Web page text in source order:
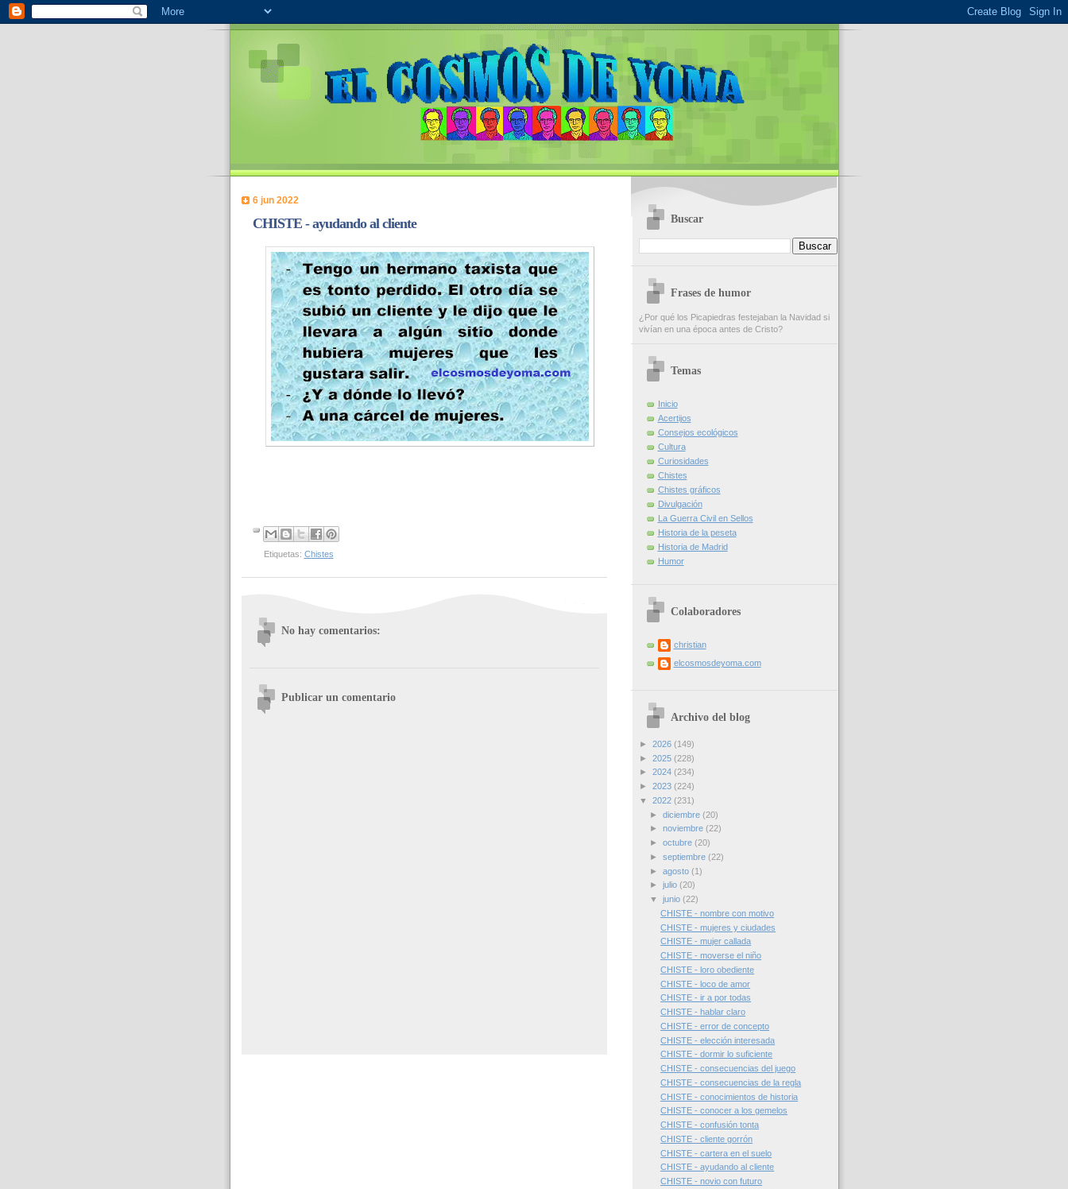
6 jun 2022
CHISTE - ayudando al cliente
Etiquetas: Chistes
No hay comentarios:
Publicar un comentario
Buscar
Frases de humor
¿Por qué los Picapiedras festejaban la Navidad si
vivían en una época antes de Cristo?
Temas
Inicio
Acertijos
Consejos ecológicos
Cultura
Curiosidades
Chistes
Chistes gráficos
Divulgación
La Guerra Civil en Sellos
Historia de la peseta
Historia de Madrid
Humor
Colaboradores
christian
elcosmosdeyoma.com
Archivo del blog
► 2026 (149)
► 2025 (228)
► 2024 (234)
► 2023 (224)
▼ 2022 (231)
► diciembre (20)
► noviembre (22)
► octubre (20)
► septiembre (22)
► agosto (1)
► julio (20)
▼ junio (22)
CHISTE - nombre con motivo
CHISTE - mujeres y ciudades
CHISTE - mujer callada
CHISTE - moverse el niño
CHISTE - loro obediente
CHISTE - loco de amor
CHISTE - ir a por todas
CHISTE - hablar claro
CHISTE - error de concepto
CHISTE - elección interesada
CHISTE - dormir lo suficiente
CHISTE - consecuencias del juego
CHISTE - consecuencias de la regla
CHISTE - conocimientos de historia
CHISTE - conocer a los gemelos
CHISTE - confusión tonta
CHISTE - cliente gorrón
CHISTE - cartera en el suelo
CHISTE - ayudando al cliente
CHISTE - novio con futuro